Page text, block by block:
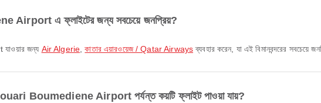
Airport এ ফ্লাইটের জন্য সবচেয়ে জনপ্রিয়?
জন্য Air Algerie ,কাতার এয়ারওয়েজ / Qatar Airwaysব্যবহার করেন, যা এই বিমানবন্দরের সবচেয়ে
Houari Boumediene Airport পর্যন্ত কয়টি ফ্লাইট পাওয়া যায়?